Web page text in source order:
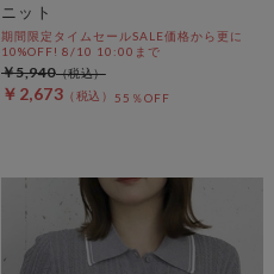
ニット
期間限定タイムセールSALE価格から更に
10%OFF! 8/10 10:00まで
￥2,673 55％OFF
￥5,940